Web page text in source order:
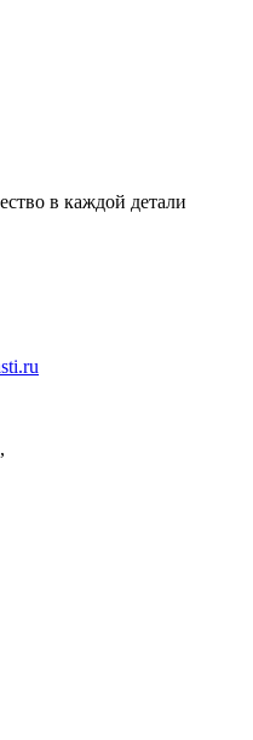
в каждой детали